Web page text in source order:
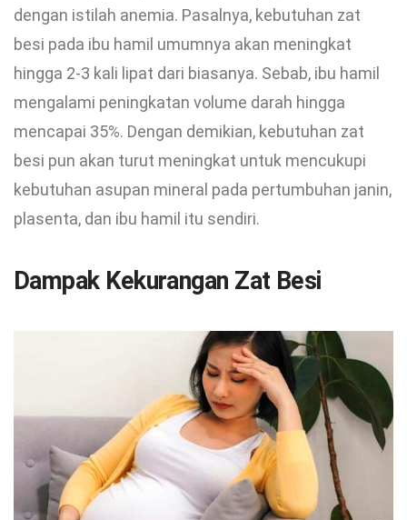
dengan istilah anemia. Pasalnya, kebutuhan zat
besi pada ibu hamil umumnya akan meningkat
hingga 2-3 kali lipat dari biasanya. Sebab, ibu hamil
mengalami peningkatan volume darah hingga
mencapai 35%. Dengan demikian, kebutuhan zat
besi pun akan turut meningkat untuk mencukupi
kebutuhan asupan mineral pada pertumbuhan janin,
plasenta, dan ibu hamil itu sendiri.
Dampak Kekurangan Zat Besi